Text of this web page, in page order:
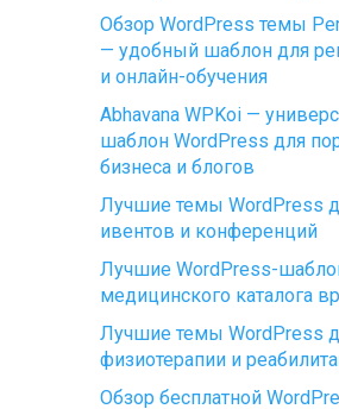
Обзор WordPress темы
— удобный шаблон для
и онлайн-обучения
Abhavana WPKoi —
шаблон WordPress для
бизнеса и блогов
Лучшие темы WordPress
ивентов и конференций
Лучшие WordPress-
медицинского каталога
Лучшие темы WordPress
физиотерапии и
Обзор бесплатной